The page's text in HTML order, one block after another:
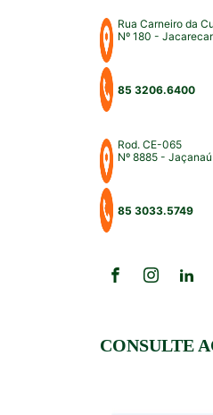
Rua Carneiro da
Nº 180 -
85 3206.6400
Rod. CE-065
Nº 8885 -
85 3033.5749
CONSULTE